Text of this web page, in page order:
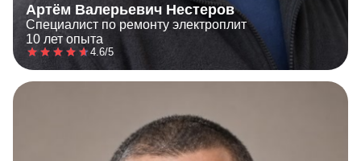
Артём Валерьевич Нестеров
Специалист по ремонту электроплит
10 лет опыта
4.6/5